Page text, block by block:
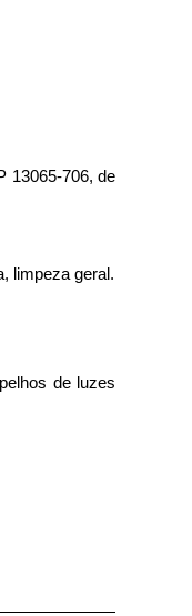
13065-706, de
limpeza geral.
de luzes